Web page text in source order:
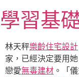
至
主
要
內
容
學習基
林天秤樂齡住宅設計
家，已經決定要用
戀愛無毒建材 。「